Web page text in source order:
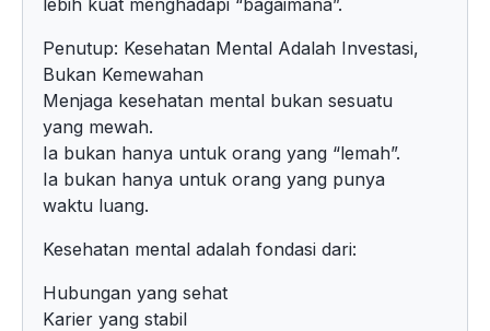
lebih kuat menghadapi “bagaimana”.
Penutup: Kesehatan Mental Adalah Investasi,
Bukan Kemewahan
Menjaga kesehatan mental bukan sesuatu
yang mewah.
Ia bukan hanya untuk orang yang “lemah”.
Ia bukan hanya untuk orang yang punya
waktu luang.
Kesehatan mental adalah fondasi dari:
Hubungan yang sehat
Karier yang stabil